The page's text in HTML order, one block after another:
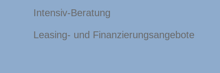
Intensiv-Beratung
Leasing- und Finanzierungsangebote